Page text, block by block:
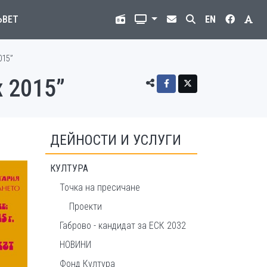
EN
ДЕЙНОСТИ И УСЛУГИ
КУЛТУРА
Точка на пресичане
Проекти
Габрово - кандидат за ЕСК 2032
НОВИНИ
Фонд Култура